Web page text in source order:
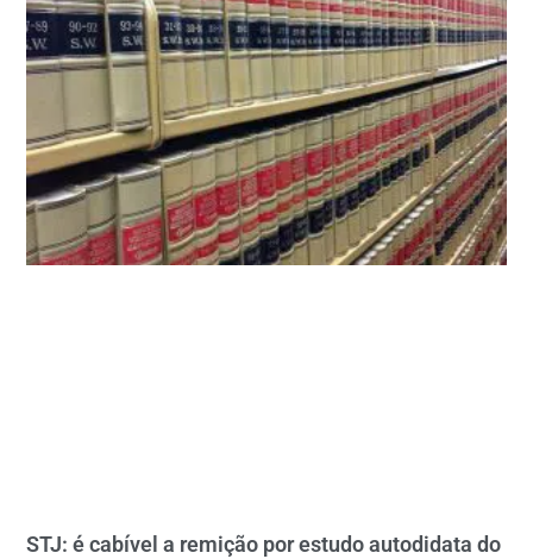
STJ: é cabível a remição por estudo autodidata do